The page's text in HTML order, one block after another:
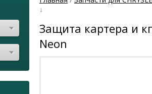
↓
Защита картера и
Neon